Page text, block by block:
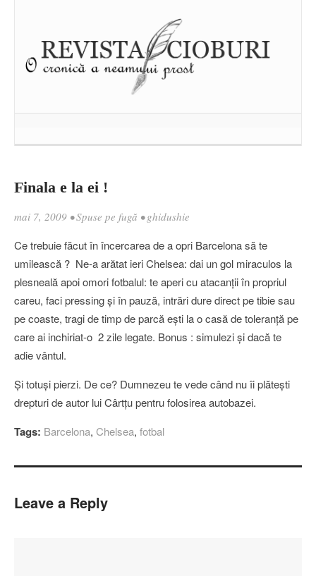
Finala e la ei !
mai 7, 2009 •Spuse pe fugă •ghidushie
Ce trebuie făcut în încercarea de a opri Barcelona să te
umilească ? Ne-a arătat ieri Chelsea: dai un gol miraculos la
plesneală apoi omori fotbalul: te aperi cu atacanţii în propriul
careu, faci pressing şi în pauză, intrări dure direct pe tibie sau
pe coaste, tragi de timp de parcă eşti la o casă de toleranţă pe
care ai inchiriat-o 2 zile legate. Bonus : simulezi şi dacă te
adie vântul.
Şi totuşi pierzi. De ce? Dumnezeu te vede când nu îi plăteşti
drepturi de autor lui Cârtţu pentru folosirea autobazei.
Tags: Barcelona, Chelsea, fotbal
Leave a Reply